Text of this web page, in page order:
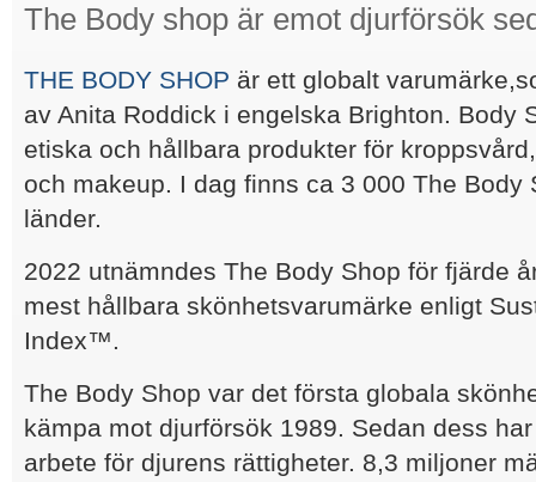
The Body shop är emot djurförsök
THE BODY SHOP är ett globalt
av Anita Roddick i engelska Brighton. Body
etiska och hållbara produkter för
och makeup. I dag finns ca 3 000 The Body
länder.
2022 utnämndes The Body Shop för fjärde
mest hållbara skönhetsvarumärke enligt
Index™.
The Body Shop var det första globala
kämpa mot djurförsök 1989. Sedan dess
arbete för djurens rättigheter. 8,3 miljoner